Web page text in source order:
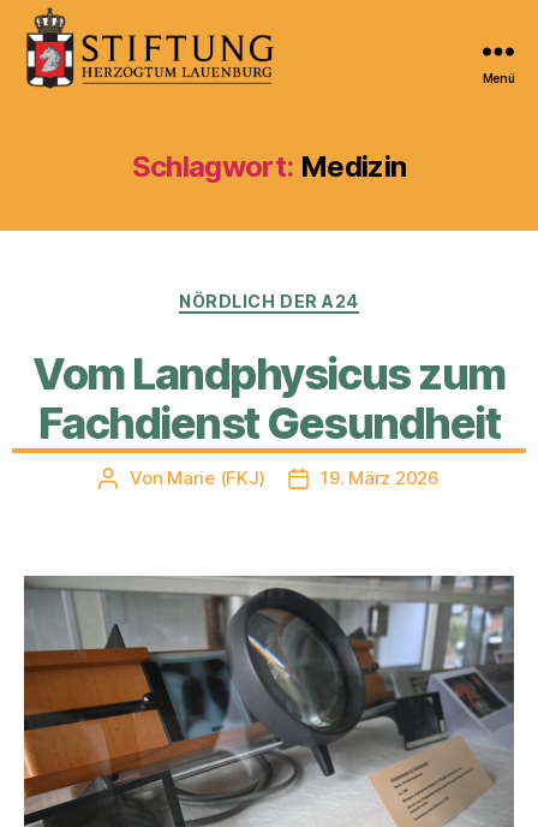
Menü
Schlagwort: Medizin
Kategorien
NÖRDLICH DER A24
Vom Landphysicus zum
Fachdienst Gesundheit
Beitragsautor
Von Marie (FKJ) Veröffentlichungsdatum
19. März 2026